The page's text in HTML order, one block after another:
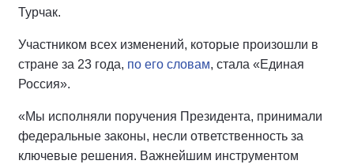
Турчак.
Участником всех изменений, которые произошли в
стране за 23 года, по его словам, стала «Единая
Россия».
«Мы исполняли поручения Президента, принимали
федеральные законы, несли ответственность за
ключевые решения. Важнейшим инструментом